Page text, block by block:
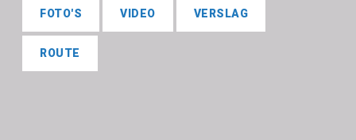
FOTO'S VIDEO VERSLAG
ROUTE